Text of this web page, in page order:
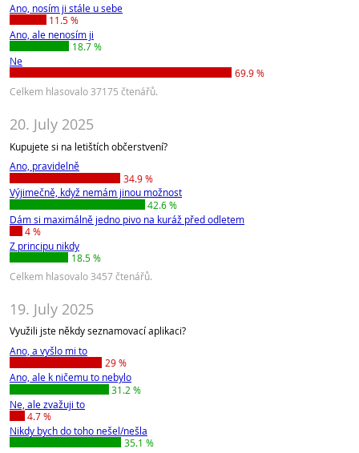
Ano, nosím ji stále u sebe
11.5 %
Ano, ale nenosím ji
18.7 %
Ne
69.9 %
Celkem hlasovalo 37175 čtenářů.
20. July 2025
Kupujete si na letištích občerstvení?
Ano, pravidelně
34.9 %
Výjimečně, když nemám jinou možnost
42.6 %
Dám si maximálně jedno pivo na kuráž před odletem
4 %
Z principu nikdy
18.5 %
Celkem hlasovalo 3457 čtenářů.
19. July 2025
Využili jste někdy seznamovací aplikaci?
Ano, a vyšlo mi to
29 %
Ano, ale k ničemu to nebylo
31.2 %
Ne, ale zvažuji to
4.7 %
Nikdy bych do toho nešel/nešla
35.1 %